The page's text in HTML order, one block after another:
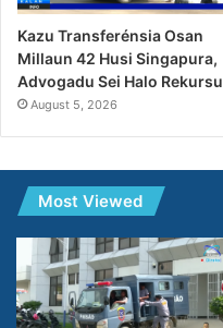
Kazu Transferénsia Osan
Millaun 42 Husi Singapura,
Advogadu Sei Halo Rekursu
August 5, 2026
Most Viewed